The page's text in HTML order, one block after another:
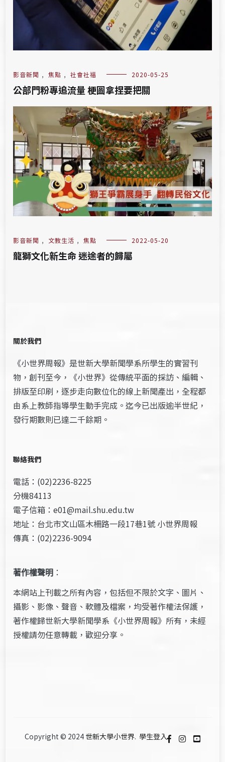
影音新聞 , 焦點 , 社會社福 2020-05-25
公部門粉專追流量 梗圖拿捏要把關
影音新聞 , 文教生活 , 焦點 2022-05-20
龍獅文化新生命 迷途者的歸屬
關於我們
《小世界周報》是世新大學新聞學系所學生的實習刊
物，創刊至今，《小世界》從傳統平面的採訪、編輯、
排版至印刷，逐步走向數位化的線上新聞產出，全程都
由系上教師指導學生動手完成。迄今已出版逾半世紀，
發行期數則已達二千餘期。
聯絡我們
電話：(02)2236-8225
分機84113
電子信箱：e01@mail.shu.edu.tw
地址：台北市文山區木柵路一段17巷1號 小世界周報
傳真：(02)2236-9094
著作權聲明 ：
本網站上刊載之所有內容，包括但不限於文字、圖片、
攝影、影像、聲音、軟體及檔案，均受著作權法保護，
著作權歸世新大學新聞學系《小世界周報》所有，未經
授權請勿任意轉載，歡迎分享。
Copyright © 2024 世新大學小世界. 學生登入